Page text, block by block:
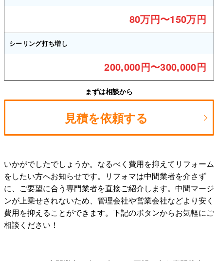
80万円〜150万円
シーリング打ち増し
200,000円〜300,000円
まずは相談から
見積を依頼する
いかがでしたでしょうか。なるべく費用を抑えてリフォーム
をしたい方へお知らせです。リフォマは中間業者を介さず
に、ご要望に合う専門業者を直接ご紹介します。中間マージ
ンが上乗せされないため、管理会社や営業会社などより安く
費用を抑えることができます。下記のボタンからお気軽にご
相談ください！